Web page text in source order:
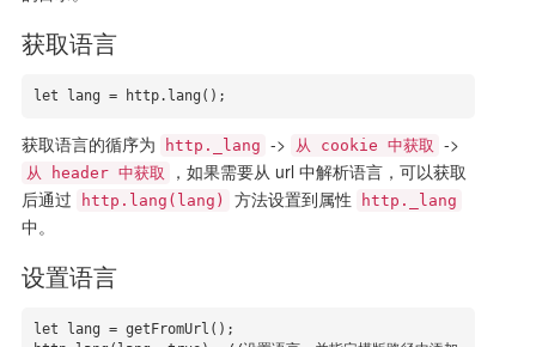
获取语言
let lang = http.lang();
获取语言的循序为 http._lang -> 从 cookie 中获取 ->
从 header 中获取
，如果需要从 url 中解析语言，可以获取
后通过
http.lang(lang) 方法设置到属性 http._lang
中。
设置语言
let lang = getFromUrl();